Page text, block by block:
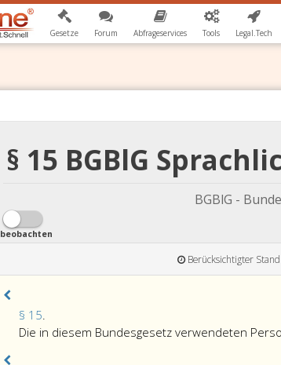
Gesetze Forum Abfrageservices Tools Legal.Tech
§ 15 BGBlG
BGBlG -
beobachten
Berücksichtigter
§ 15.
15,
Die in diesem Bundesgesetz verwendeten